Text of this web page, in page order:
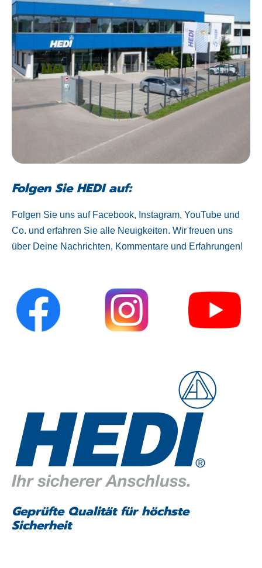
Folgen Sie HEDI auf:
Folgen Sie uns auf Facebook, Instagram, YouTube und
Co. und erfahren Sie alle Neuigkeiten. Wir freuen uns
über Deine Nachrichten, Kommentare und Erfahrungen!
Geprüfte Qualität für höchste
Sicherheit